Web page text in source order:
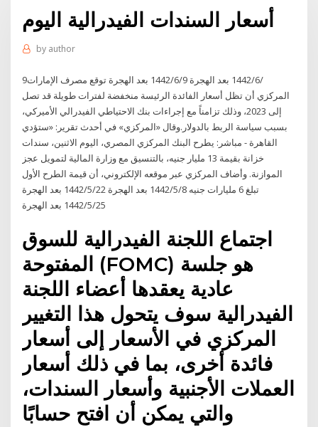
أسعار السندات الفيدرالية اليوم
by author
9‏‏/6‏‏/1442 بعد الهجرة 9‏‏/6‏‏/1442 بعد الهجرة توقع مصرف الإمارات
المركزي أن تظل أسعار الفائدة الرئيسة منخفضة لفترات طويلة قد تصل
إلى 2023، وذلك تزامناً مع إجراءات بنك الاحتياطي الفيدرالي الأميركي،
بسبب سياسة الربط بالدولار.وقال «المركزي» في أحدث تقرير: «ستؤدي
القاهرة - مباشر: يطرح البنك المركزي المصري، اليوم الاثنين، سندات
خزانة بقيمة 13 مليار جنيه، بالتنسيق مع وزارة المالية لتمويل عجز
الموازنة. وأضاف المركزي عبر موقعه الإلكتروني، أن قيمة الطرح الأول
تبلغ 6 مليارات جنيه 8‏‏/5‏‏/1442 بعد الهجرة 22‏‏/5‏‏/1442 بعد الهجرة
25‏‏/5‏‏/1442 بعد الهجرة
اجتماع اللجنة الفيدرالية للسوق
المفتوحة (FOMC) هو جلسة
عادية يعقدها أعضاء اللجنة
الفيدرالية سوف يتحول هذا التغيير
المركزي في الأسعار إلى أسعار
فائدة أخرى، بما في ذلك أسعار
العملات الأجنبية وأسعار السندات،
والتي يمكن أن افتح حسابًا